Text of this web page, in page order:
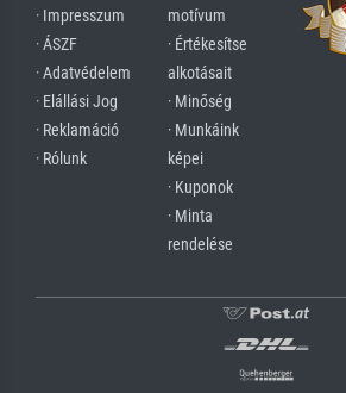
· Impresszum
· ÁSZF
· Adatvédelem
· Elállási Jog
· Reklamáció
· Rólunk
motívum
· Értékesítse
alkotásait
· Minőség
· Munkáink
képei
· Kuponok
· Minta
rendelése